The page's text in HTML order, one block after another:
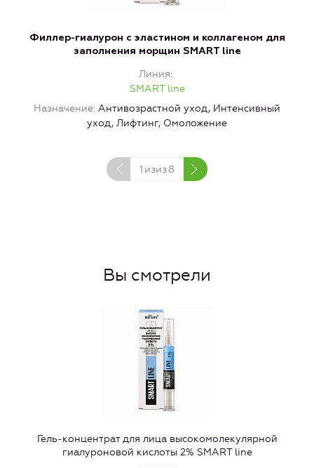
Филлер-гиалурон с эластином и коллагеном для
заполнения морщин SMART line
Линия
SMART line
Назначение Антивозрастной уход, Интенсивный
уход, Лифтинг, Омоложение
1 изиз8
Вы смотрели
Гель-концентрат для лица высокомолекулярной
гиалуроновой кислоты 2% SMART line